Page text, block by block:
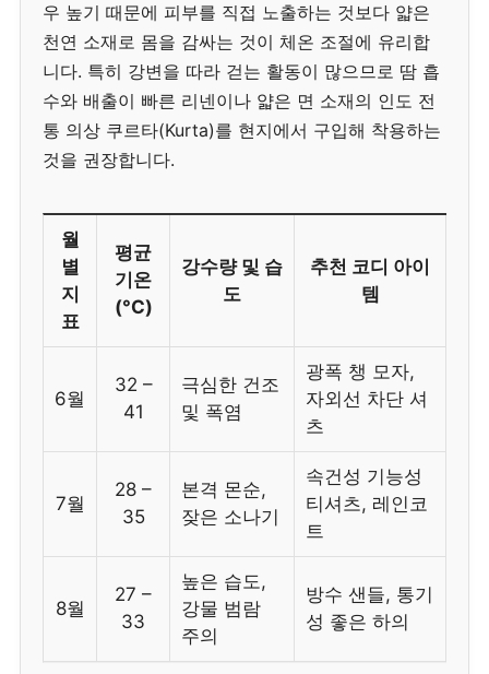
우 높기 때문에 피부를 직접 노출하는 것보다 얇은
천연 소재로 몸을 감싸는 것이 체온 조절에 유리합
니다. 특히 강변을 따라 걷는 활동이 많으므로 땀 흡
수와 배출이 빠른 리넨이나 얇은 면 소재의 인도 전
통 의상 쿠르타(Kurta)를 현지에서 구입해 착용하는
것을 권장합니다.
월
별
지
표
평균
기온
(°C)
강수량 및 습
도
추천 코디 아이
템
6월
32 –
41
극심한 건조
및 폭염
광폭 챙 모자,
자외선 차단 셔
츠
7월
28 –
35
본격 몬순,
잦은 소나기
속건성 기능성
티셔츠, 레인코
트
8월
27 –
33
높은 습도,
강물 범람
주의
방수 샌들, 통기
성 좋은 하의